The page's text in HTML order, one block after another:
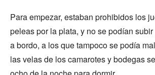
Para empezar, estaban prohibidos los
peleas por la plata, y no se podían
a bordo, a los que tampoco se podía
las velas de los camarotes y bodegas